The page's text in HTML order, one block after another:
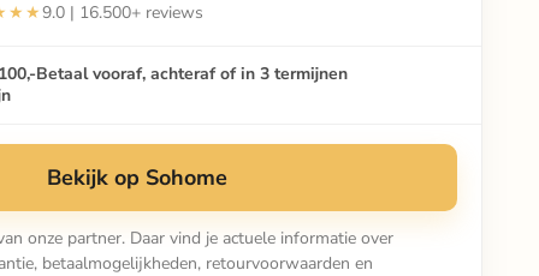
9.0 | 16.500+ reviews
Betaal vooraf, achteraf of in 3 termijnen
Bekijk op Sohome
onze partner. Daar vind je actuele informatie over
betaalmogelijkheden, retourvoorwaarden en